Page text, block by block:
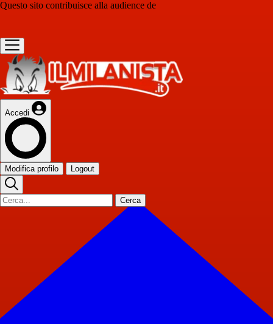
Questo sito contribuisce alla audience de
Accedi
Modifica profilo Logout
Cerca